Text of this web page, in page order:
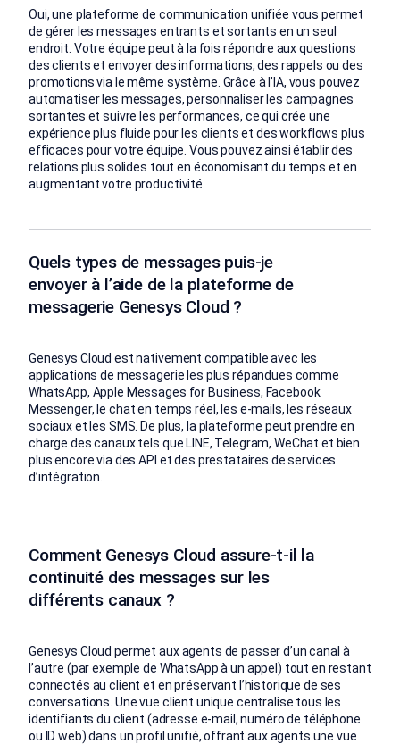
Oui, une plateforme de communication unifiée vous permet
de gérer les messages entrants et sortants en un seul
endroit. Votre équipe peut à la fois répondre aux questions
des clients et envoyer des informations, des rappels ou des
promotions via le même système. Grâce à l’IA, vous pouvez
automatiser les messages, personnaliser les campagnes
sortantes et suivre les performances, ce qui crée une
expérience plus fluide pour les clients et des workflows plus
efficaces pour votre équipe. Vous pouvez ainsi établir des
relations plus solides tout en économisant du temps et en
augmentant votre productivité.
Quels types de messages puis-je
envoyer à l’aide de la plateforme de
messagerie Genesys Cloud ?
Genesys Cloud est nativement compatible avec les
applications de messagerie les plus répandues comme
WhatsApp, Apple Messages for Business, Facebook
Messenger, le chat en temps réel, les e-mails, les réseaux
sociaux et les SMS. De plus, la plateforme peut prendre en
charge des canaux tels que LINE, Telegram, WeChat et bien
plus encore via des API et des prestataires de services
d’intégration.
Comment Genesys Cloud assure-t-il la
continuité des messages sur les
différents canaux ?
Genesys Cloud permet aux agents de passer d’un canal à
l’autre (par exemple de WhatsApp à un appel) tout en restant
connectés au client et en préservant l’historique de ses
conversations. Une vue client unique centralise tous les
identifiants du client (adresse e-mail, numéro de téléphone
ou ID web) dans un profil unifié, offrant aux agents une vue